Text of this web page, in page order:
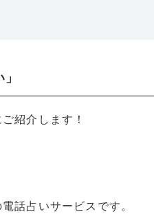
紹介します！
話占いサービスです。